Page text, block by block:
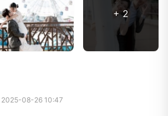
+ 2
2025-08-26 10:47